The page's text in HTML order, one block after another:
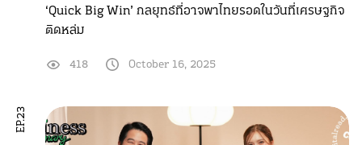
‘Quick Big Win’ กลยุทธ์ที่อาจพาไทยรอดในวันที่เศรษฐกิจ
ติดหล่ม
418 October 16, 2025
EP.23